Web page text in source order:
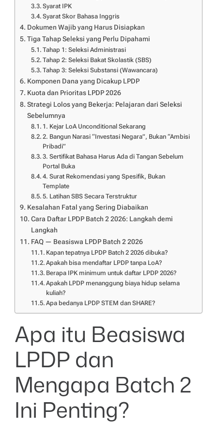
Syarat IPK
Syarat Skor Bahasa Inggris
Dokumen Wajib yang Harus Disiapkan
Tiga Tahap Seleksi yang Perlu Dipahami
Tahap 1: Seleksi Administrasi
Tahap 2: Seleksi Bakat Skolastik (SBS)
Tahap 3: Seleksi Substansi (Wawancara)
Komponen Dana yang Dicakup LPDP
Kuota dan Prioritas LPDP 2026
Strategi Lolos yang Bekerja: Pelajaran dari Seleksi
Sebelumnya
1. Kejar LoA Unconditional Sekarang
2. Bangun Narasi “Investasi Negara”, Bukan “Ambisi
Pribadi”
3. Sertifikat Bahasa Harus Ada di Tangan Sebelum
Portal Buka
4. Surat Rekomendasi yang Spesifik, Bukan
Template
5. Latihan SBS Secara Terstruktur
Kesalahan Fatal yang Sering Diabaikan
Cara Daftar LPDP Batch 2 2026: Langkah demi
Langkah
FAQ — Beasiswa LPDP Batch 2 2026
Kapan tepatnya LPDP Batch 2 2026 dibuka?
Apakah bisa mendaftar LPDP tanpa LoA?
Berapa IPK minimum untuk daftar LPDP 2026?
Apakah LPDP menanggung biaya hidup selama
kuliah?
Apa bedanya LPDP STEM dan SHARE?
Apa itu Beasiswa
LPDP dan
Mengapa Batch 2
Ini Penting?